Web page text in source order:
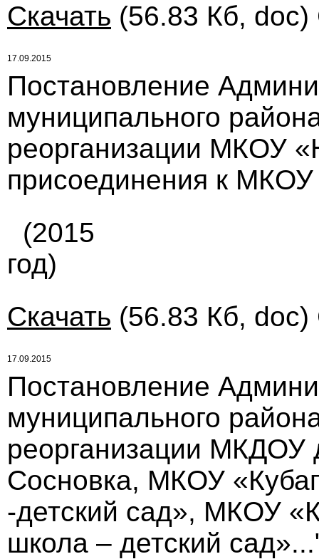
Скачать (56.83 Кб, doc)
17.09.2015
Постановление
муниципального
реорганизации МКОУ
присоединения к
(2015
год)
Скачать (56.83 Кб, doc)
17.09.2015
Постановление
муниципального
реорганизации МКДОУ
Сосновка, МКОУ
-детский сад», МКОУ
школа – детский